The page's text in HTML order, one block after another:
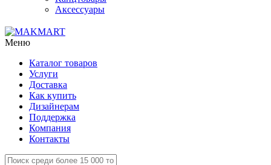
Аксессуары
Меню
Каталог товаров
Услуги
Доставка
Как купить
Дизайнерам
Поддержка
Компания
Контакты